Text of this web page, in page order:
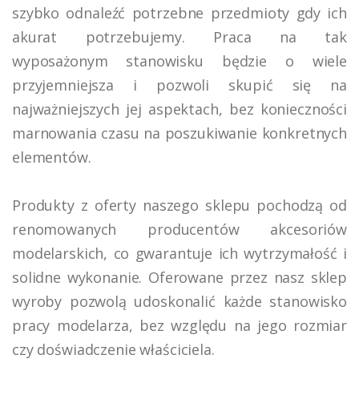
szybko odnaleźć potrzebne przedmioty gdy ich
akurat potrzebujemy. Praca na tak
wyposażonym stanowisku będzie o wiele
przyjemniejsza i pozwoli skupić się na
najważniejszych jej aspektach, bez konieczności
marnowania czasu na poszukiwanie konkretnych
elementów.
Produkty z oferty naszego sklepu pochodzą od
renomowanych producentów akcesoriów
modelarskich, co gwarantuje ich wytrzymałość i
solidne wykonanie. Oferowane przez nasz sklep
wyroby pozwolą udoskonalić każde stanowisko
pracy modelarza, bez względu na jego rozmiar
czy doświadczenie właściciela.